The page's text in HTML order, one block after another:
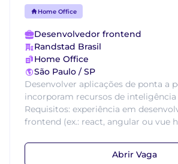
Home Office
Desenvolvedor frontend
Randstad Brasil
Home Office
São Paulo / SP
Desenvolver aplicações de ponta a
incorporam recursos de
Requisitos: experiência em
frontend (ex.: react, angular ou vue
Abrir Vaga